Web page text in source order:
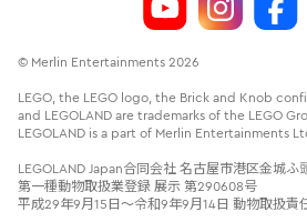
© Merlin Entertainments 2026
LEGO, the LEGO logo, the Brick and Knob
and LEGOLAND are trademarks of the LEGO
LEGOLAND is a part of Merlin Entertainments
LEGOLAND Japan合同会社 名古屋市港区金城ふ
第一種動物取扱業登録 展示 第290608号
平成29年9月15日～令和9年9月14日 動物取扱責